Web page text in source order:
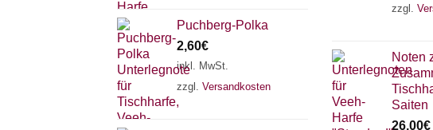
Puchberg-Polka
2,60€
inkl. MwSt.
zzgl. Versandkosten
zzgl.
Noten
Saiten
26,00€